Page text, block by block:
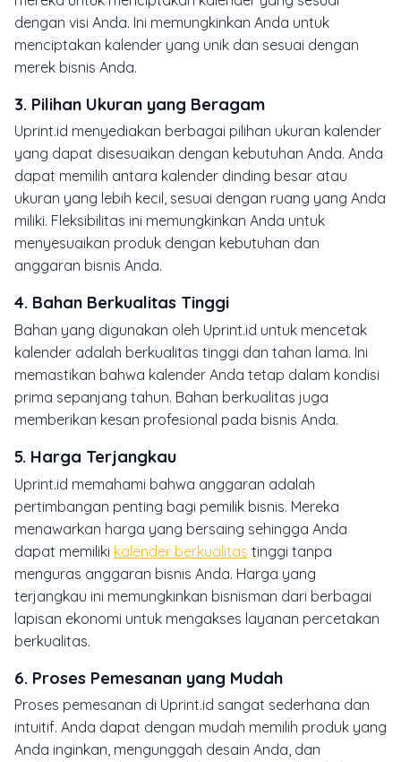
dengan visi Anda. Ini memungkinkan Anda untuk
menciptakan kalender yang unik dan sesuai dengan
merek bisnis Anda.
3. Pilihan Ukuran yang Beragam
Uprint.id menyediakan berbagai pilihan ukuran kalender
yang dapat disesuaikan dengan kebutuhan Anda. Anda
dapat memilih antara kalender dinding besar atau
ukuran yang lebih kecil, sesuai dengan ruang yang Anda
miliki. Fleksibilitas ini memungkinkan Anda untuk
menyesuaikan produk dengan kebutuhan dan
anggaran bisnis Anda.
4. Bahan Berkualitas Tinggi
Bahan yang digunakan oleh Uprint.id untuk mencetak
kalender adalah berkualitas tinggi dan tahan lama. Ini
memastikan bahwa kalender Anda tetap dalam kondisi
prima sepanjang tahun. Bahan berkualitas juga
memberikan kesan profesional pada bisnis Anda.
5. Harga Terjangkau
Uprint.id memahami bahwa anggaran adalah
pertimbangan penting bagi pemilik bisnis. Mereka
menawarkan harga yang bersaing sehingga Anda
dapat memiliki kalender berkualitas tinggi tanpa
menguras anggaran bisnis Anda. Harga yang
terjangkau ini memungkinkan bisnisman dari berbagai
lapisan ekonomi untuk mengakses layanan percetakan
berkualitas.
6. Proses Pemesanan yang Mudah
Proses pemesanan di Uprint.id sangat sederhana dan
intuitif. Anda dapat dengan mudah memilih produk yang
Anda inginkan, mengunggah desain Anda, dan